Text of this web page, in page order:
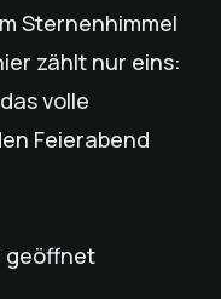
Sternenhimmel
zählt nur eins:
volle
Feierabend
geöffnet